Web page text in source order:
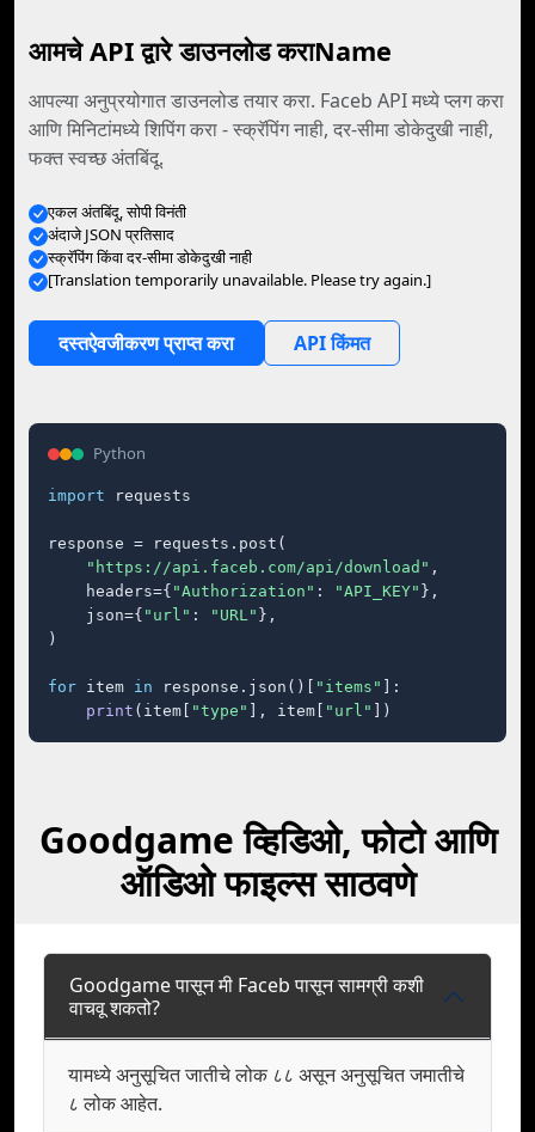
आमचे API द्वारे डाउनलोड कराName
आपल्या अनुप्रयोगात डाउनलोड तयार करा. Faceb API मध्ये प्लग करा
आणि मिनिटांमध्ये शिपिंग करा - स्क्रॅपिंग नाही, दर-सीमा डोकेदुखी नाही,
फक्त स्वच्छ अंतबिंदू.
एकल अंतबिंदू, सोपी विनंती
अंदाजे JSON प्रतिसाद
स्क्रॅपिंग किंवा दर-सीमा डोकेदुखी नाही
[Translation temporarily unavailable. Please try again.]
दस्तऐवजीकरण प्राप्त करा API किंमत
Python
import requests
response = requests.post(
"https://api.faceb.com/api/download" ,
    headers={
"Authorization" : "API_KEY" },
    json={
"url" : "URL" },
)
for item in response.json()[ "items"
]:
print (item[ "type" ], item[ "url" ])
Goodgame व्हिडिओ, फोटो आणि
ऑडिओ फाइल्स साठवणे
Goodgame पासून मी Faceb पासून सामग्री कशी
वाचवू शकतो?
यामध्ये अनुसूचित जातीचे लोक ८८ असून अनुसूचित जमातीचे
८ लोक आहेत.